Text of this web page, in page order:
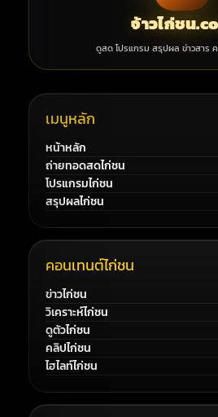
จ้าวไก่ชน
ดูสด โปรแกรม สรุปผล ข่าวสาร
เมนูหลัก
หน้าหลัก
ถ่ายทอดสดไก่ชน
โปรแกรมไก่ชน
สรุปผลไก่ชน
คอนเทนต์ไก่ชน
ข่าวไก่ชน
วิเคราะห์ไก่ชน
ดูตัวไก่ชน
คลิปไก่ชน
ไฮไลท์ไก่ชน